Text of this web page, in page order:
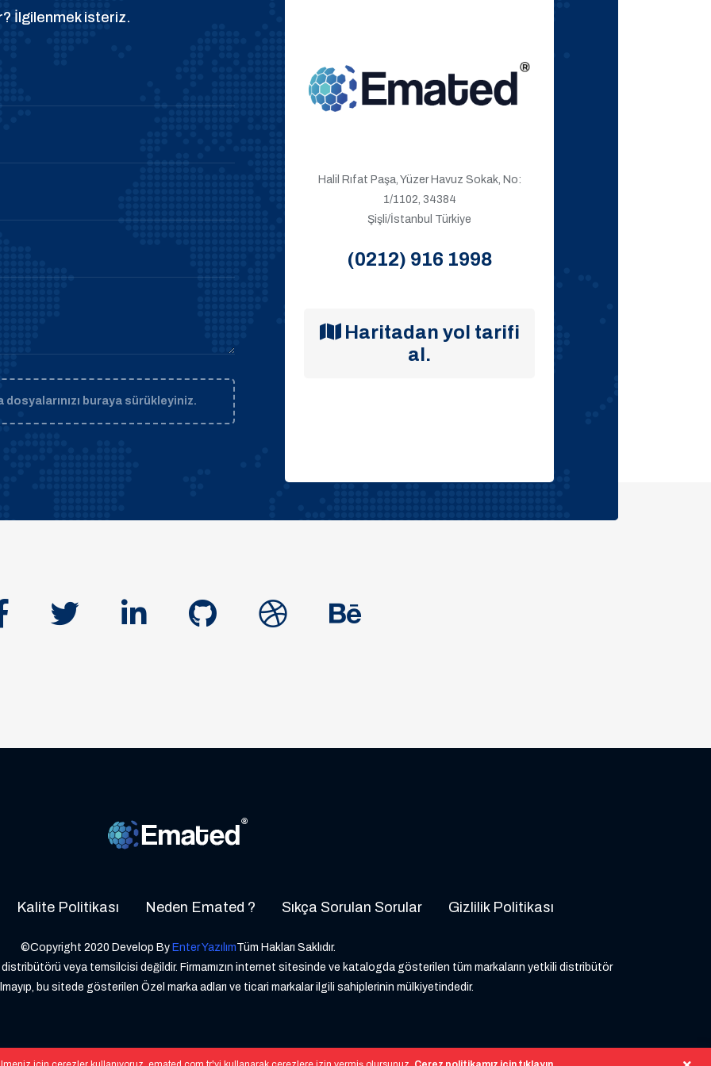
İlgilenmek isteriz.
dosyalarınızı buraya sürükleyiniz.
Halil Rıfat Paşa, Yüzer Havuz Sokak, No:
1/1102, 34384
Şişli/İstanbul Türkiye
(0212) 916 1998
Haritadan yol tarifi
al.
Kalite Politikası Neden Emated ? Sıkça Sorulan Sorular Gizlilik Politikası
©Copyright 2020 Develop By Enter YazılımTüm Hakları Saklıdır.
veya temsilcisi değildir. Firmamızın internet sitesinde ve katalogda gösterilen tüm markaların yetkili distribütör
bu sitede gösterilen Özel marka adları ve ticari markalar ilgili sahiplerinin mülkiyetindedir.